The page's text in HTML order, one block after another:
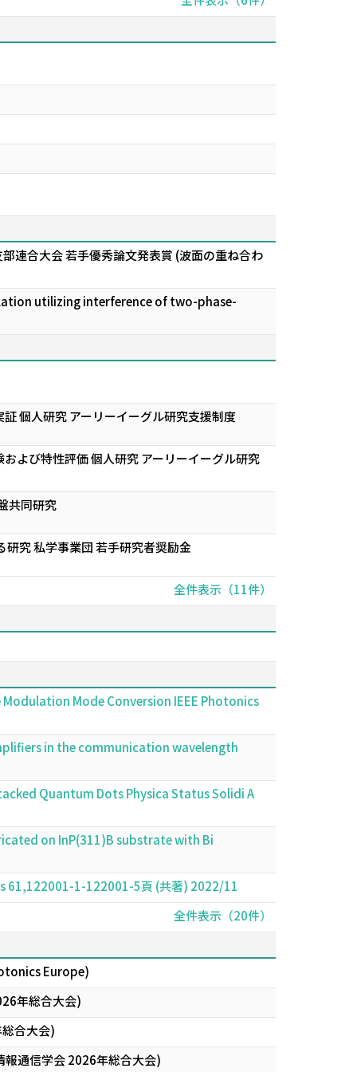
連合大会 若手優秀論文発表賞 (波面の重ね合わ
utilizing interference of two-phase-
個人研究 アーリーイーグル研究支援制度
よび特性評価 個人研究 アーリーイーグル研究
共同研究
究 私学事業団 若手研究者奨励金
全件表示（11件）
Mode Conversion IEEE Photonics
in the communication wavelength
Quantum Dots Physica Status Solidi A
on InP(311)B substrate with Bi
1-122001-5頁 (共著) 2022/11
全件表示（20件）
Europe)
年総合大会)
合大会)
報通信学会 2026年総合大会)